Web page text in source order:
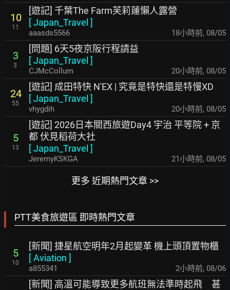
10
11
[遊記] 千葉The Farm芙莉蓮懶人露營
[Japan_Travel ]
aaasds5566 18小時前, 08/05
3
3
[問題] 6天5夜京阪行程請益
[Japan_Travel ]
CJMcCollum 20小時前, 08/05
24
55
[遊記] 成田特快 N'EX | 究竟是特快還是特慢XD
[Japan_Travel ]
vhygdih 20小時前, 08/05
5
13
[遊記] 2026日本關西旅遊Day4 宇治 平等院 + 京
都 伏見稻荷大社
[Japan_Travel ]
JeremyKSKGA 21小時前, 08/05
更多 近期熱門文章 >>
PTT美食旅遊區 即時熱門文章
5
10
[新聞] 捷星航空明年2月起變革 機上頭頂置物櫃
[Aviation ]
a855341 2小時前, 08/06
[新聞] 高溫可能導致更多航班無法準時起飛 甚